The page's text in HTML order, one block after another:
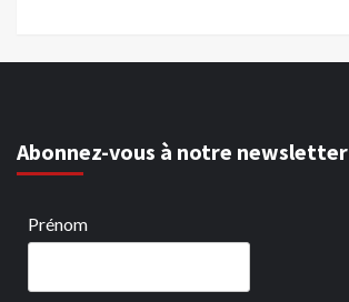
Abonnez-vous à notre newsletter
Prénom